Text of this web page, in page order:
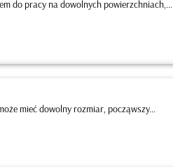
do pracy na dowolnych powierzchniach,...
mieć dowolny rozmiar, począwszy...